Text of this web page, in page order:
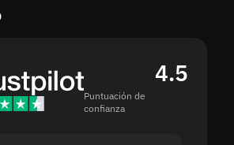
4.5
Puntuación de
confianza